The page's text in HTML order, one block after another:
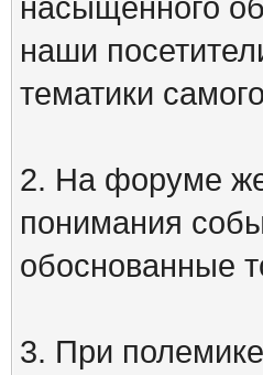
наши
тематики
2. На форуме
понимания
обоснованные
3. При